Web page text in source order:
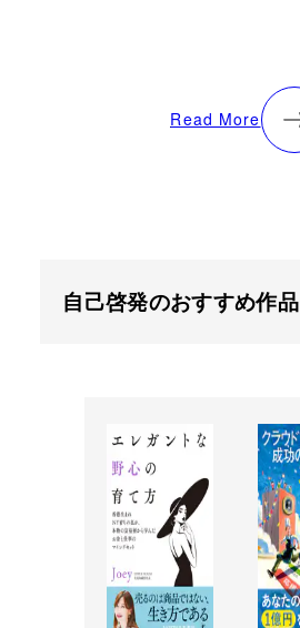
Read More
自己啓発のおすすめ作品